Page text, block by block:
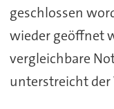
geschlossen
wieder geöffnet
vergleichbare
unterstreicht der